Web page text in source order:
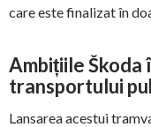
care este finalizat în
Ambițiile Škoda
transportului
Lansarea acestui